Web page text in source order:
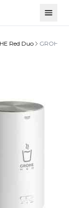
Red Duo GROHE